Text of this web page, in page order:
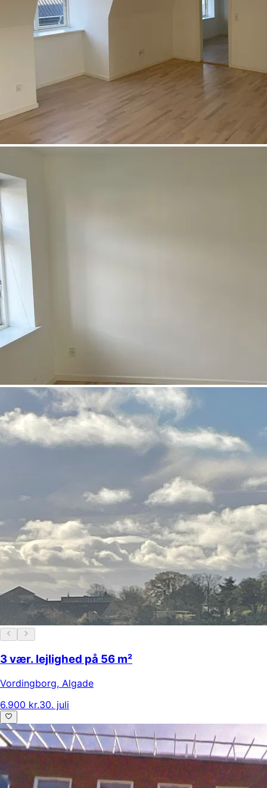
3 vær. lejlighed på 56 m²
Vordingborg, Algade
6.900 kr.30. juli